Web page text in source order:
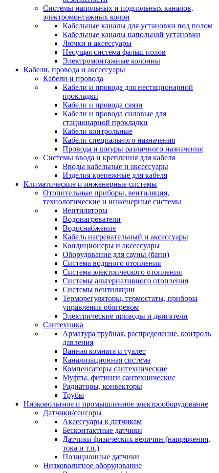
Системы напольных и подпольных каналов,
электромонтажных колон
Кабельные каналы для установки под полом
Кабельные каналы напольной установки
Лючки и аксессуары
Несущая система фальш полов
Электромонтажные колонны
Кабели, провода и аксессуары
Кабели и провода
Кабели и провода для нестационарной
прокладки
Кабели и провода связи
Кабели и провода силовые для
стационарной прокладки
Кабели контрольные
Кабели специального назначения
Провода и шнуры различного назначения
Системы ввода и крепления для кабеля
Вводы кабельные и аксессуары
Изделия крепежные для кабеля
Климатические и инженерные системы
Отопительные приборы, вентиляция,
технологические и инженерные системы
Вентиляторы
Водонагреватели
Водоснабжение
Кабель нагревательный и аксессуары
Кондиционеры и аксессуары
Оборудование для сауны (бани)
Система водяного отопления
Система электрического отопления
Системы альтернативного отопления
Системы вентиляции
Терморегуляторы, термостаты, приборы
управления обогревом
Электрические приводы и двигатели
Сантехника
Арматура трубная, распределение, контроль
давления
Ванная комната и туалет
Канализационная система
Компенсаторы сантехнические
Муфты, фитинги сантехнические
Радиаторы, конвекторы
Трубы
Низковольтное и промышленное электрооборудование
Датчики/сенсоры
Аксессуары к датчикам
Бесконтактные датчики
Датчики физических величин (напряжения,
тока и т.п.)
Позиционные датчики
Низковольтное оборудование